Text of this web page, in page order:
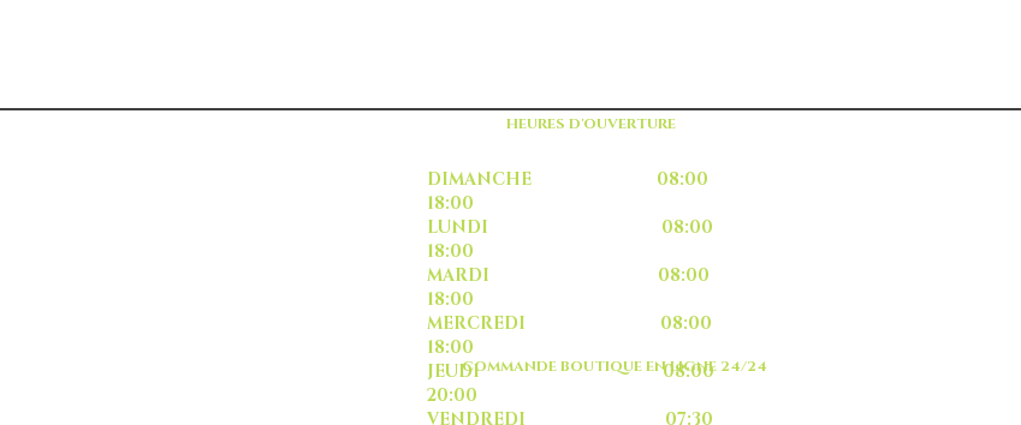
HEURES D'OUVERTURE
COMMANDE BOUTIQUE EN LIGNE 24/24
DIMANCHE 08:00
18:00
LUNDI 08:00
18:00
MARDI 08:00
18:00
MERCREDI 08:00
18:00
JEUDI 08:00
20:00
VENDREDI 07:30